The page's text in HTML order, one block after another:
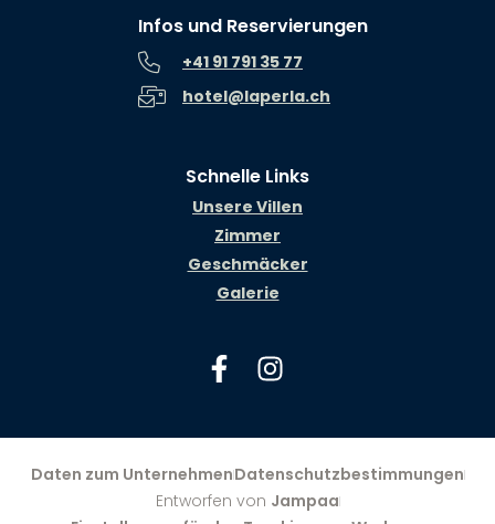
Infos und Reservierungen
+41 91 791 35 77
hotel@laperla.ch
Schnelle Links
Unsere Villen
Zimmer
Geschmäcker
Galerie
Daten zum UnternehmenDatenschutzbestimmungen
Entworfen von Jampaa